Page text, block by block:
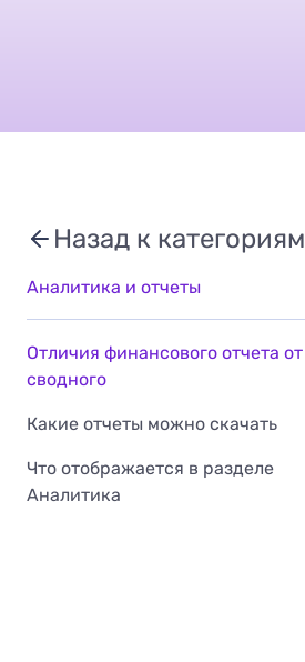
Назад к категориям
Аналитика и отчеты
Отличия финансового отчета от
сводного
Какие отчеты можно скачать
Что отображается в разделе
Аналитика